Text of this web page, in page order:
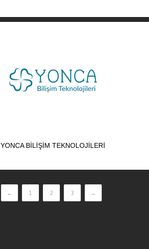
YONCA BILIŞIM TEKNOLOJILERI
← 1 2 3 →